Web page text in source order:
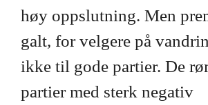
høy oppslutning. Men
galt, for velgere på
ikke til gode partier. De
partier med sterk negativ